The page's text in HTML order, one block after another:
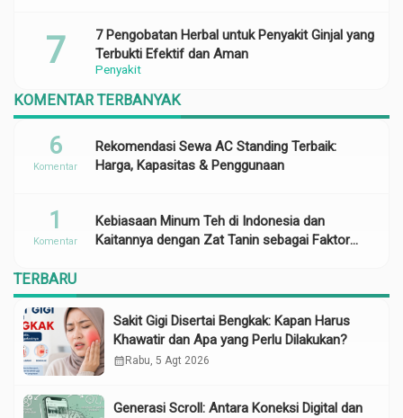
Penyakit
7 Pengobatan Herbal untuk Penyakit Ginjal yang
Terbukti Efektif dan Aman
KOMENTAR TERBANYAK
Rekomendasi Sewa AC Standing Terbaik:
Harga, Kapasitas & Penggunaan
6
Komentar
Kebiasaan Minum Teh di Indonesia dan
Kaitannya dengan Zat Tanin sebagai Faktor
1
Komentar
TERBARU
Sakit Gigi Disertai Bengkak: Kapan Harus
Khawatir dan Apa yang Perlu Dilakukan?
calendar_month Rabu, 5 Agt 2026
Generasi Scroll: Antara Koneksi Digital dan